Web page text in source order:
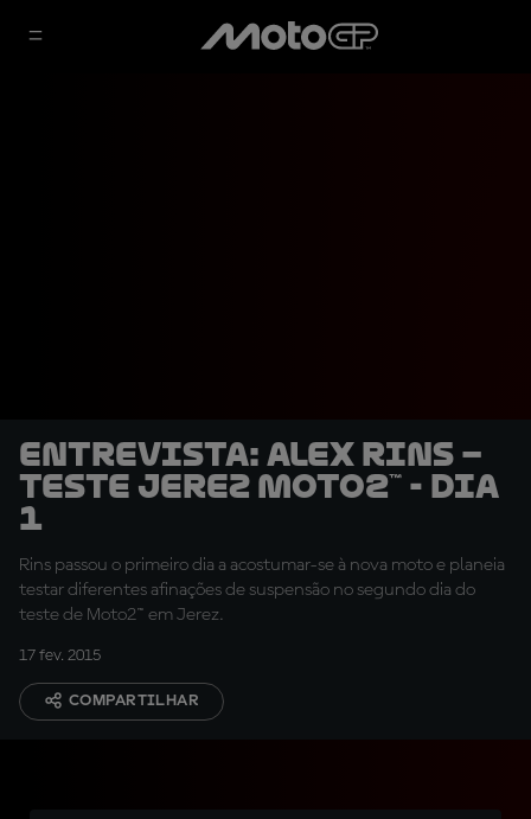
Entrevista: Alex Rins –
Teste Jerez Moto2™ - Dia
1
Rins passou o primeiro dia a acostumar-se à nova moto e planeia
testar diferentes afinações de suspensão no segundo dia do
teste de Moto2™ em Jerez.
17 fev. 2015
COMPARTILHAR